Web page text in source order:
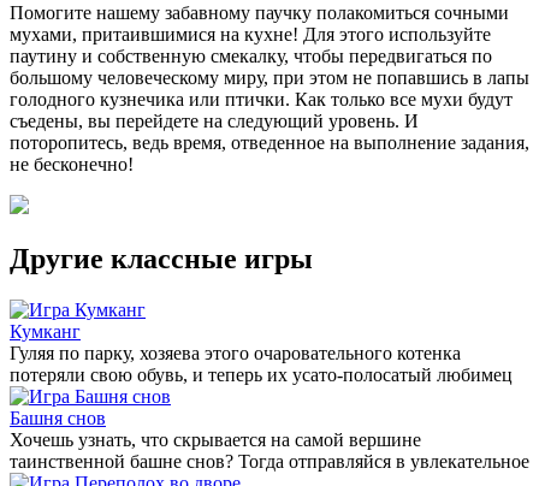
Помогите нашему забавному паучку полакомиться сочными
мухами, притаившимися на кухне! Для этого используйте
паутину и собственную смекалку, чтобы передвигаться по
большому человеческому миру, при этом не попавшись в лапы
голодного кузнечика или птички. Как только все мухи будут
съедены, вы перейдете на следующий уровень. И
поторопитесь, ведь время, отведенное на выполнение задания,
не бесконечно!
Другие классные игры
Кумканг
Гуляя по парку, хозяева этого очаровательного котенка
потеряли свою обувь, и теперь их усато-полосатый любимец
Башня снов
Хочешь узнать, что скрывается на самой вершине
таинственной башне снов? Тогда отправляйся в увлекательное